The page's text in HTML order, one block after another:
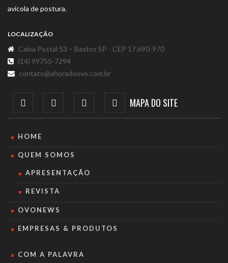
avícola de postura.
LOCALIZAÇÃO
Caixa Postal 53 – Bastos SP - CEP 17.690-970
(14) 99755-7294
contato@ahoradoovo.com.br
MAPA DO SITE
HOME
QUEM SOMOS
APRESENTAÇÃO
REVISTA
OVONEWS
EMPRESAS & PRODUTOS
COM A PALAVRA